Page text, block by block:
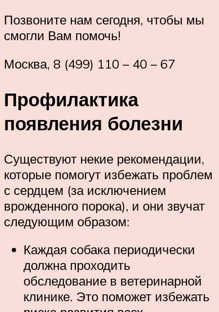
Позвоните нам сегодня, чтобы мы
смогли Вам помочь!
Москва, 8 (499) 110 – 40 – 67
Профилактика
появления болезни
Существуют некие рекомендации,
которые помогут избежать проблем
с сердцем (за исключением
врожденного порока), и они звучат
следующим образом:
Каждая собака периодически
должна проходить
обследование в ветеринарной
клинике. Это поможет избежать